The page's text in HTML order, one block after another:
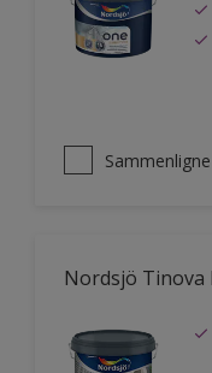
Sammenligne
Nordsjö Tinova